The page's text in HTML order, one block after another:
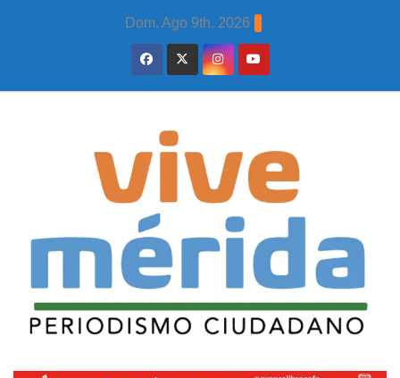
Dom. Ago 9th, 2026